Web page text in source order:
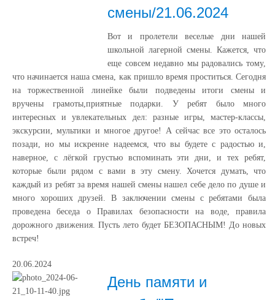
смены/21.06.2024
Вот и пролетели веселые дни нашей
школьной лагерной смены. Кажется, что
еще совсем недавно мы радовались тому,
что начинается наша смена, как пришло время проститься. Сегодня
на торжественной линейке были подведены итоги смены и
вручены грамоты,приятные подарки. У ребят было много
интересных и увлекательных дел: разные игры, мастер-классы,
экскурсии, мультики и многое другое! А сейчас все это осталось
позади, но мы искренне надеемся, что вы будете с радостью и,
наверное, с лёгкой грустью вспоминать эти дни, и тех ребят,
которые были рядом с вами в эту смену. Хочется думать, что
каждый из ребят за время нашей смены нашел себе дело по душе и
много хороших друзей. В заключении смены с ребятами была
проведена беседа о Правилах безопасности на воде, правила
дорожного движения. Пусть лето будет БЕЗОПАСНЫМ! До новых
встреч!
20.06.2024
День памяти и